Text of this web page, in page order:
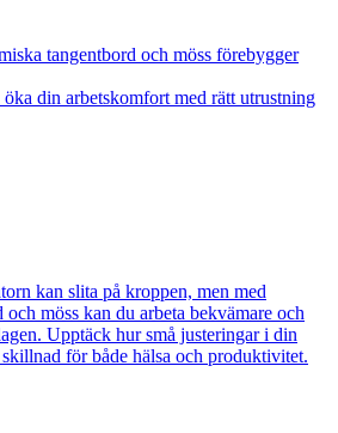
tangentbord och möss förebygger
din arbetskomfort med rätt utrustning
kan slita på kroppen, men med
möss kan du arbeta bekvämare och
Upptäck hur små justeringar i din
för både hälsa och produktivitet.